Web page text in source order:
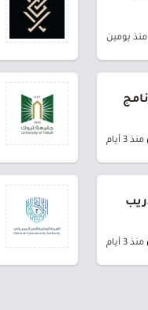
منذ يومين
منذ 3 أيام
منذ 3 أيام